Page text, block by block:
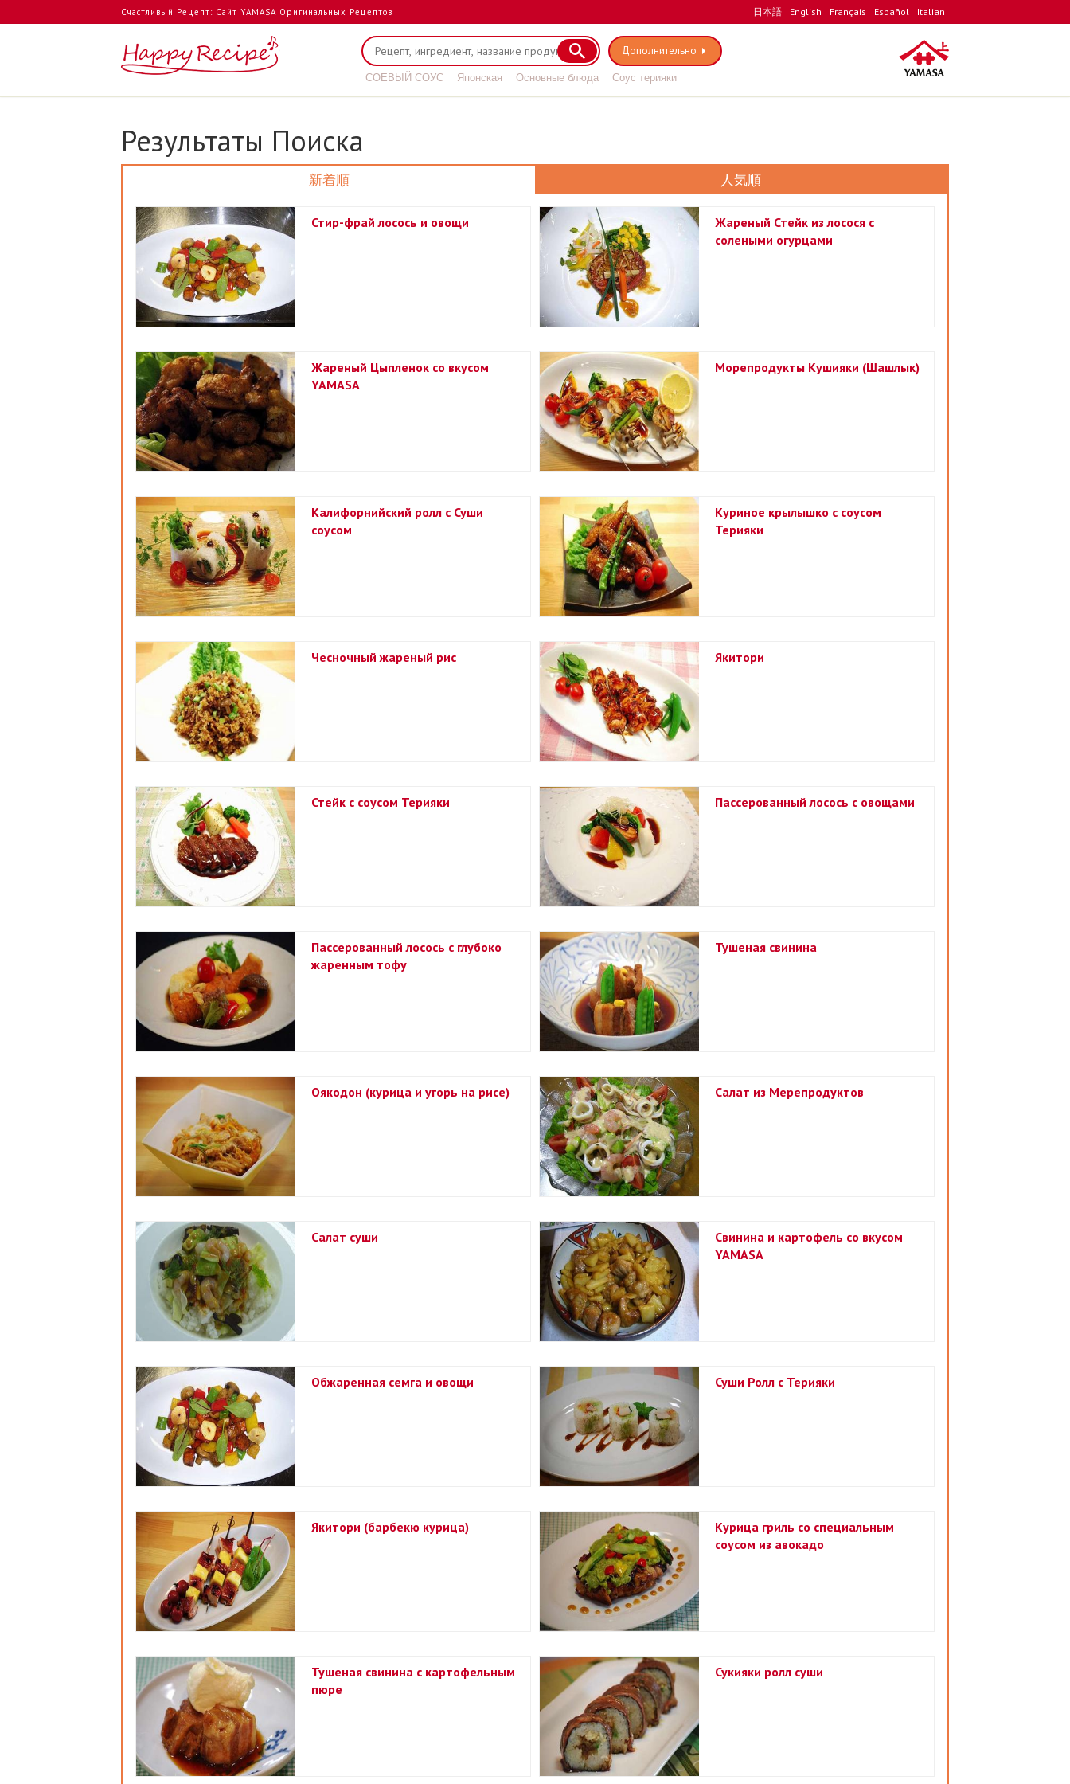
Счастливый Рецепт: Сайт YAMASA Оригинальных Рецептов 日本語 English Français Español Italian
Дополнительно
СОЕВЫЙ СОУС Японская Основные блюда Соус терияки
Результаты Поиска
新着順 人気順
Стир-фрай лосось и овощи
Жареный Стейк из лосося с
солеными огурцами
Жареный Цыпленок со вкусом
YAMASA
Морепродукты Кушияки (Шашлык)
Калифорнийский ролл с Суши
соусом
Куриное крылышко с соусом
Терияки
Чесночный жареный рис Якитори
Стейк с соусом Терияки Пассерованный лосось с овощами
Пассерованный лосось с глубоко
жаренным тофу
Тушеная свинина
Оякодон (курица и угорь на рисе) Салат из Мерепродуктов
Салат суши
Свинина и картофель со вкусом
YAMASA
Обжаренная семга и овощи Суши Ролл с Терияки
Якитори (барбекю курица)
Курица гриль со специальным
соусом из авокадо
Тушеная свинина с картофельным
пюре
Сукияки ролл суши